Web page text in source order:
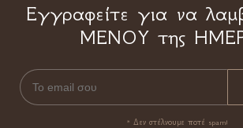
Εγγραφείτε για να
ΜΕΝΟΥ της
* Δεν στέλνουμε ποτέ spam!